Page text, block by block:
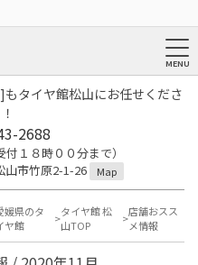
タイヤ館松山にお任せくださ
2688
１８時００分まで）
市竹原2-1-26
Map
媛県のタ
ヤ館
タイヤ館 松
山TOP
店舗おスス
メ情報